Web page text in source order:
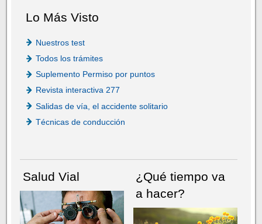
Lo Más Visto
Nuestros test
Todos los trámites
Suplemento Permiso por puntos
Revista interactiva 277
Salidas de vía, el accidente solitario
Técnicas de conducción
Salud Vial
¿Qué tiempo va
a hacer?